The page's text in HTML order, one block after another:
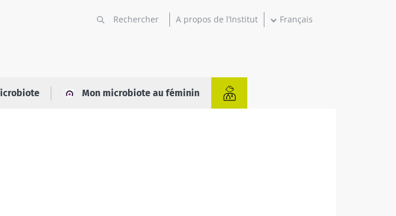
A propos de l’Institut Français
Mon microbiote au féminin